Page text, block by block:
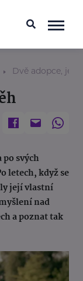
Dvě adopce,
svých
letech, když se
její vlastní
nad
a poznat tak